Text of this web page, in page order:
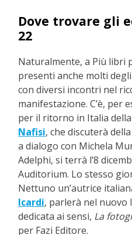
Dove trovare gli
22
Naturalmente, a Più libri
presenti anche molti
con diversi incontri nel
manifestazione. C’è, per
per il ritorno in Italia
Nafisi, che discuterà
a dialogo con Michela
Adelphi, si terrà l’8
Auditorium. Lo stesso
Nettuno un’autrice
Icardi, parlerà nel nuovo
dedicata ai sensi, La
per Fazi Editore.